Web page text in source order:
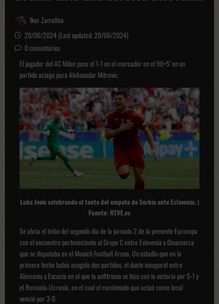
Iker Zamalloa
20/06/2024 (Last updated: 20/06/2024)
0 comentarios
El jugador del AC Milan puso el 1-1 en el marcador en el 90+5’ en un
partido aciago para Aleksandar Mitrovic.
Luka Jovic celebrando el tanto del empate de Serbia ante Eslovenia. |
Fuente: RTVE.es
Se abría el telón del segundo día de la jornada 2 de la presente Eurocopa
con el encuentro perteneciente al Grupo C entre Eslovenia y Dinamarca
que se disputaba en el Munich Football Arena. Un estadio que en la
primera fecha había acogido dos partidos, el duelo inaugural entre
Alemania y Escocia en el que la anfitriona se hizo con la victoria por 5-1 y
el Rumanía-Ucrania, en el cual el combinado que actuó como local
venció por 3-0.